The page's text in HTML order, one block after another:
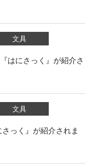
文具
はにさっく』が紹介さ
文具
っく』が紹介されま